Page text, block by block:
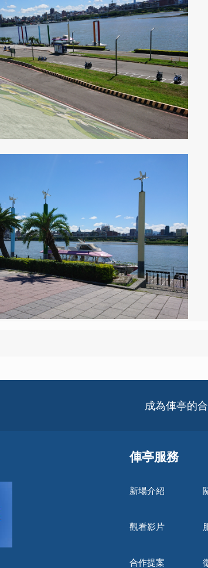
成為俥亭的
俥亭服務
新場介紹
觀看影片
合作提案